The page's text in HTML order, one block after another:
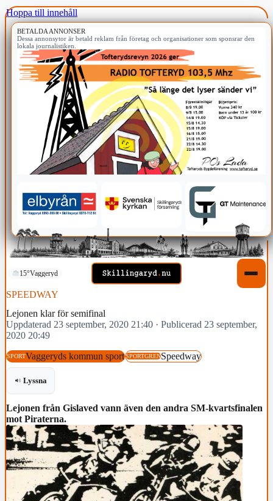
Hoppa till innehåll
BETALDA ANNONSER
Dessa annonsytor är betald reklam från företag och organisationer som sponsrar den
lokala journalistiken.
15°Vaggeryd
SPEEDWAY
Lejonen klar för semifinal
Uppdaterad 23 september, 2020 21:40 · Publicerad 23 september,
2020 20:49
SPORTVaggeryds kommun sportSPORTGRENSpeedway
Lyssna
Lejonen från Gislaved vann även den andra SM-kvartsfinalen
mot Piraterna.